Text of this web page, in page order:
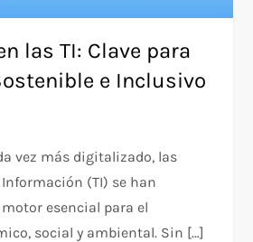
las TI: Clave para
e Inclusivo
vez más digitalizado, las
(TI) se han
esencial para el
social y ambiental. Sin […]